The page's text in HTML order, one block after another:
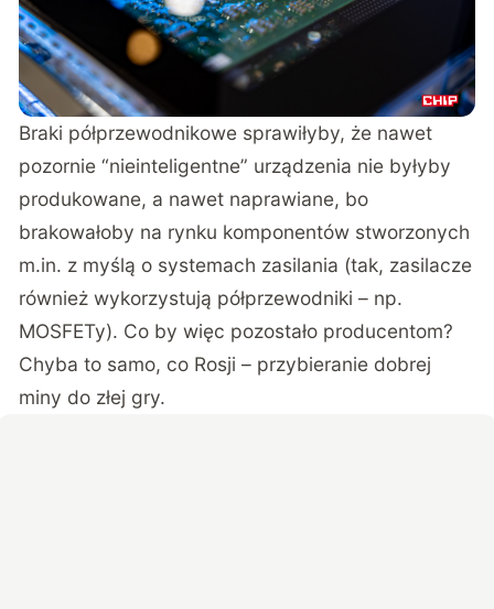
Braki półprzewodnikowe sprawiłyby, że nawet
pozornie “nieinteligentne” urządzenia nie byłyby
produkowane, a nawet naprawiane, bo
brakowałoby na rynku komponentów stworzonych
m.in. z myślą o systemach zasilania (tak, zasilacze
również wykorzystują półprzewodniki – np.
MOSFETy). Co by więc pozostało producentom?
Chyba to samo, co Rosji – przybieranie dobrej
miny do złej gry.